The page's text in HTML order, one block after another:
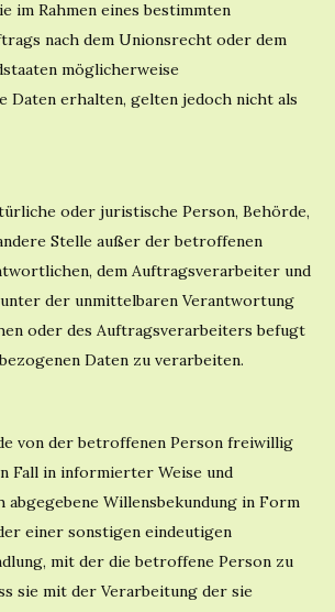
im Rahmen eines bestimmten
nach dem Unionsrecht oder dem
möglicherweise
Daten erhalten, gelten jedoch nicht als
oder juristische Person, Behörde,
Stelle außer der betroffenen
dem Auftragsverarbeiter und
der unmittelbaren Verantwortung
oder des Auftragsverarbeiters befugt
Daten zu verarbeiten.
von der betroffenen Person freiwillig
Fall in informierter Weise und
abgegebene Willensbekundung in Form
einer sonstigen eindeutigen
mit der die betroffene Person zu
sie mit der Verarbeitung der sie